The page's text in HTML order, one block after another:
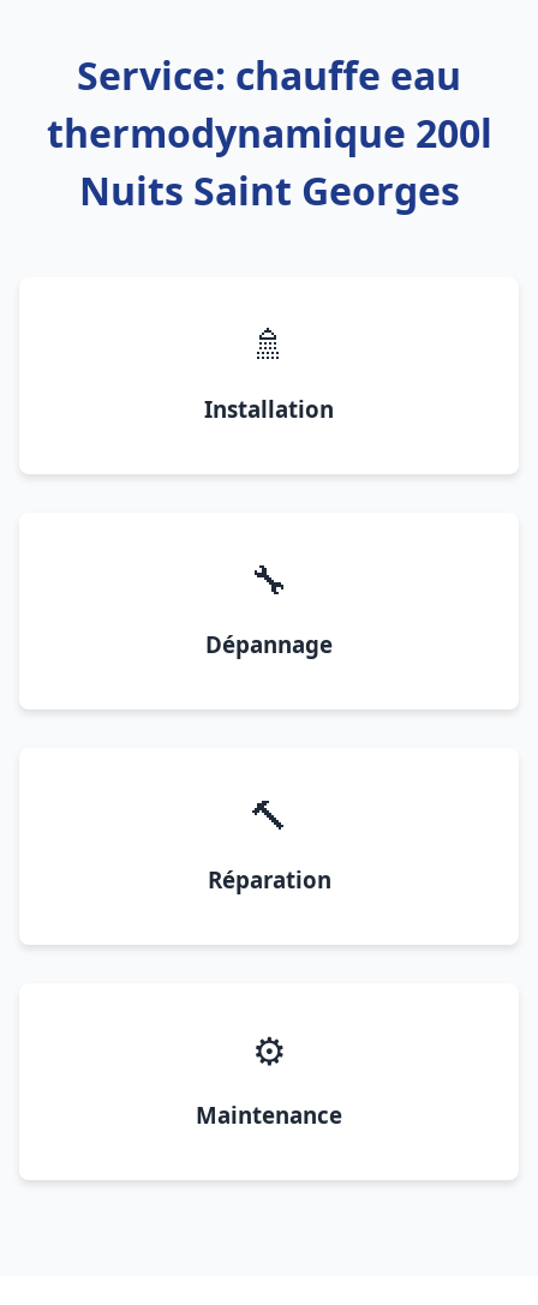
Service: chauffe eau
thermodynamique 200l
Nuits Saint Georges
🚿
Installation
🔧
Dépannage
🔨
Réparation
⚙️
Maintenance